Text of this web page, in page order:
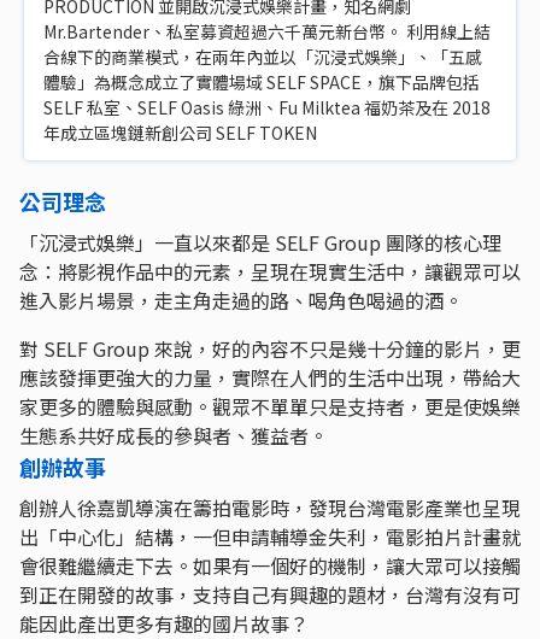
PRODUCTION 並開啟沉浸式娛樂計畫，知名網劇
Mr.Bartender、私室募資超過六千萬元新台幣。 利用線上結
合線下的商業模式，在兩年內並以「沉浸式娛樂」、「五感
體驗」為概念成立了實體場域 SELF SPACE，旗下品牌包括
SELF 私室、SELF Oasis 綠洲、Fu Milktea 福奶茶及在 2018
年成立區塊鏈新創公司 SELF TOKEN
公司理念
「沉浸式娛樂」一直以來都是 SELF Group 團隊的核心理
念：將影視作品中的元素，呈現在現實生活中，讓觀眾可以
進入影片場景，走主角走過的路、喝角色喝過的酒。
對 SELF Group 來說，好的內容不只是幾十分鐘的影片，更
應該發揮更強大的力量，實際在人們的生活中出現，帶給大
家更多的體驗與感動。觀眾不單單只是⽀持者，更是使娛樂
⽣態系共好成長的參與者、獲益者。
創辦故事
創辦人徐嘉凱導演在籌拍電影時，發現台灣電影產業也呈現
出「中心化」結構，一但申請輔導金失利，電影拍片計畫就
會很難繼續走下去。如果有一個好的機制，讓大眾可以接觸
到正在開發的故事，支持自己有興趣的題材，台灣有沒有可
能因此產出更多有趣的國片故事？